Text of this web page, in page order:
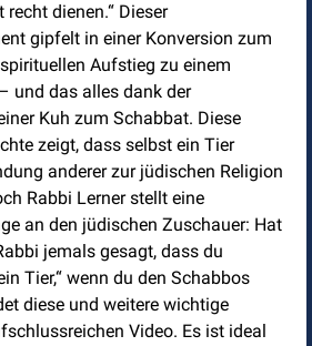
dienen.“ Dieser
gipfelt in einer Konversion zum
Aufstieg zu einem
und das alles dank der
Kuh zum Schabbat. Diese
zeigt, dass selbst ein Tier
anderer zur jüdischen Religion
Rabbi Lerner stellt eine
an den jüdischen Zuschauer: Hat
jemals gesagt, dass du
Tier,“ wenn du den Schabbos
diese und weitere wichtige
Video. Es ist ideal